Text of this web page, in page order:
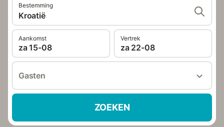
Bestemming
Kroatië
Aankomst
za 15-08
Vertrek
za 22-08
Gasten
ZOEKEN